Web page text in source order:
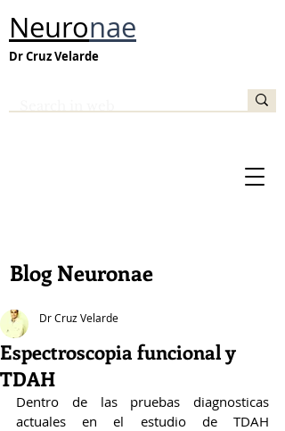
Neuronae
Dr Cruz Velarde
Blog Neuronae
Espectroscopia funcional y
TDAH
Dr Cruz Velarde
Dentro de las pruebas diagnosticas
actuales en el estudio de TDAH